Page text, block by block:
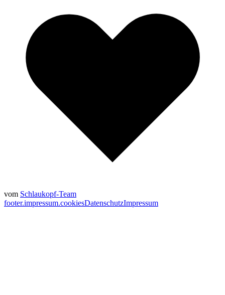
vom Schlaukopf-Team
footer.impressum.cookiesDatenschutzImpressum